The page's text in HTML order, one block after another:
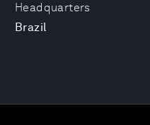
Headquarters
Brazil